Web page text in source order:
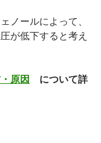
ノールによって、
が低下すると考え
原因 について詳